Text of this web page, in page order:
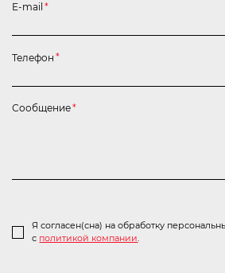
E-mail *
Я согласен(сна) на обработку
с политикой компании.
Телефон *
Сообщение*